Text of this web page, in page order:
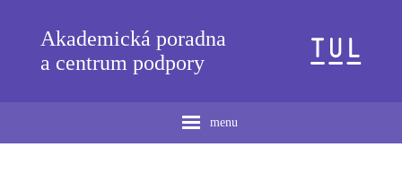
Akademická poradna
a centrum podpory
menu